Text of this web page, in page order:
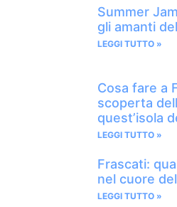
Summer
gli amanti
LEGGI TUTTO »
Cosa fare a
scoperta
quest’isola
LEGGI TUTTO »
Frascati:
nel cuore
LEGGI TUTTO »